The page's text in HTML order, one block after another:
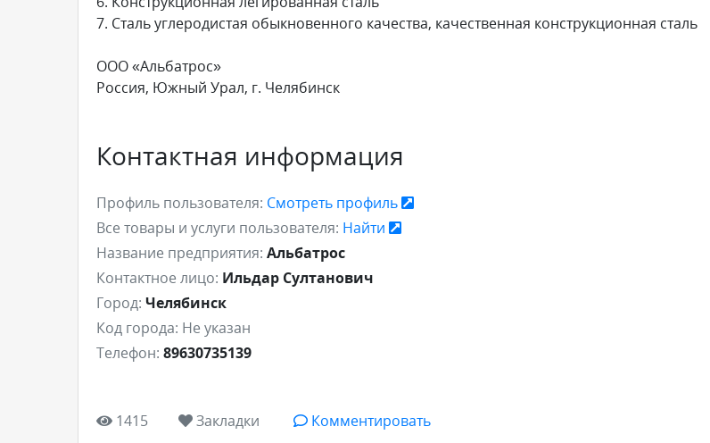
7. Сталь углеродистая обыкновенного качества, качественная конструкционная сталь
ООО «Альбатрос»
Россия, Южный Урал, г. Челябинск
Контактная информация
Профиль пользователя: Смотреть профиль
Все товары и услуги пользователя: Найти
Название предприятия: Альбатрос
Контактное лицо: Ильдар Султанович
Город: Челябинск
Код города: Не указан
Телефон: 89630735139
1415 Закладки Комментировать